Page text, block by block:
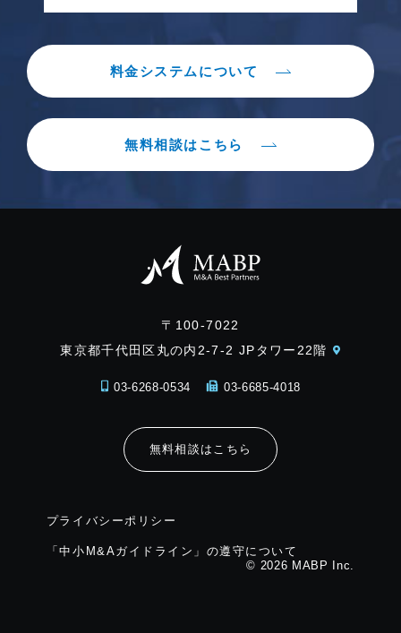
料金システムについて
無料相談はこちら
〒100-7022
東京都千代田区丸の内2-7-2 JPタワー22階
03-6268-0534 03-6685-4018
無料相談はこちら
プライバシーポリシー
「中小M&Aガイドライン」の遵守について
© 2026 MABP Inc.